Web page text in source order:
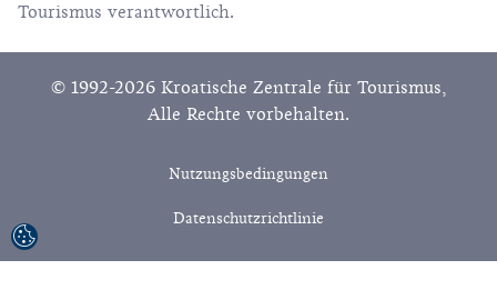
Tourismus verantwortlich.
© 1992-2026 Kroatische Zentrale für Tourismus,
Alle Rechte vorbehalten.
Nutzungsbedingungen
Datenschutzrichtlinie